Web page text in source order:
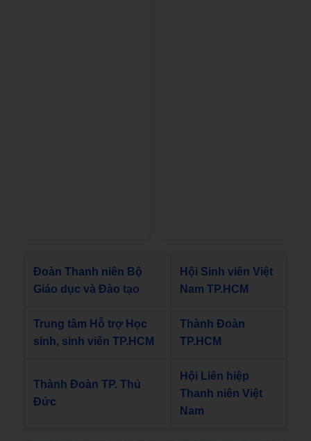
Đoàn Thanh niên Bộ
Giáo dục và Đào tạo
Hội Sinh viên Việt
Nam TP.HCM
Trung tâm Hỗ trợ Học
sinh, sinh viên TP.HCM
Thành Đoàn
TP.HCM
Thành Đoàn TP. Thủ
Đức
Hội Liên hiệp
Thanh niên Việt
Nam